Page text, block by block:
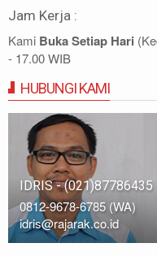
Jam Kerja :
Kami Buka Setiap Hari
- 17.00 WIB
HUBUNGI KAMI
IDRIS - (021)87786435
0812-9678-6785 (WA)
idris@rajarak.co.id